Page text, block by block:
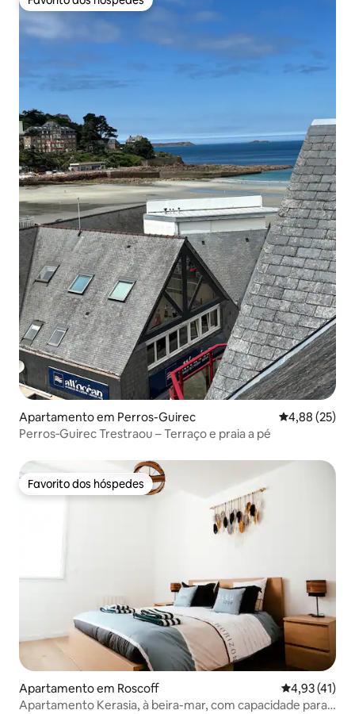
Favorito dos hóspedes
Apartamento em Perros-Guirec Classificação
4,88 (25)
Perros‑Guirec Trestraou – Terraço e praia a pé
Favorito dos hóspedes
Favorito dos hóspedes
Apartamento em Roscoff
4,93 (41)
Apartamento Kerasia, à beira-mar, com capacidade para